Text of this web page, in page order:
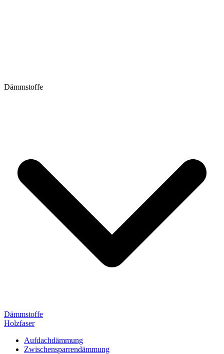
Dämmstoffe
Dämmstoffe
Holzfaser
Aufdachdämmung
Zwischensparrendämmung